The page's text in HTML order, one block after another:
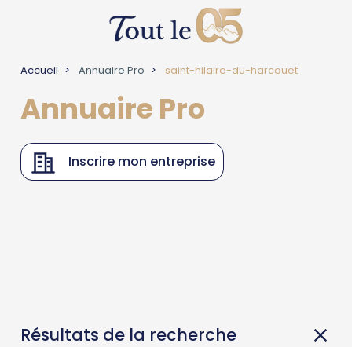
Accueil Annuaire Pro saint-hilaire-du-harcouet
Annuaire Pro
Inscrire mon entreprise
Résultats de la recherche